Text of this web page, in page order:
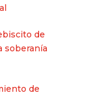
de
soberanía
de